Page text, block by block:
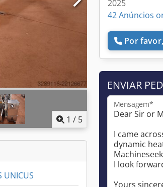
1 / 5
2025
42 Anúncios
Por
ENVIAR
Mensagem*